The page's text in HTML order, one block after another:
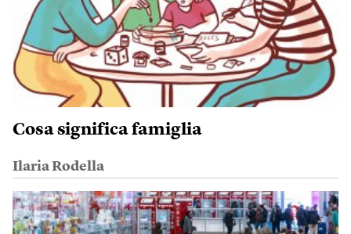
Cosa significa famiglia
Ilaria Rodella